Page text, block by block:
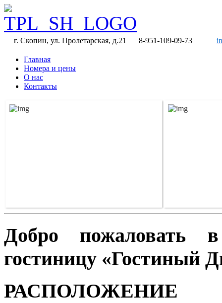
г. Скопин, ул. Пролетарская, д.21 8-951-109-09-73
Главная
Номера и цены
О нас
Контакты
Добро пожаловать
гостиницу «Гостиный
РАСПОЛОЖЕНИЕ